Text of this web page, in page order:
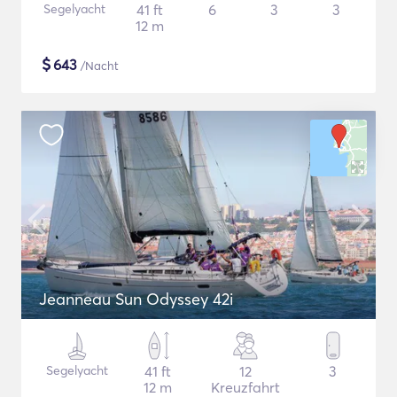
Segelyacht
41 ft
12 m
6 3 3
$643 /Nacht
Jeanneau Sun Odyssey 42i
Segelyacht
41 ft
12 m
12
Kreuzfahrt
3